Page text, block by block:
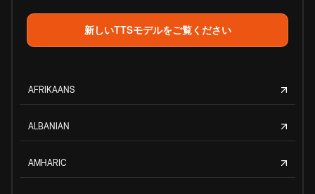
新しいTTSモデルをご覧ください
AFRIKAANS
ALBANIAN
AMHARIC